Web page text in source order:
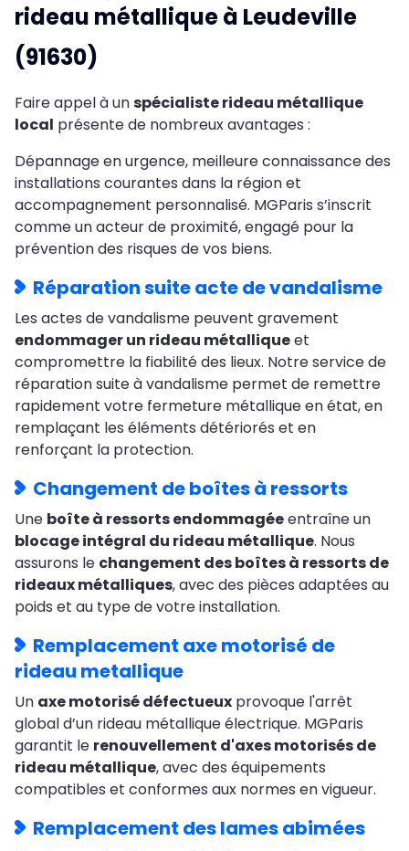
rideau métallique à Leudeville
(91630)
Faire appel à unspécialiste rideau métallique
local présente de nombreux avantages :
Dépannage en urgence, meilleure connaissance des
installations courantes dans la région et
accompagnement personnalisé. MGParis s’inscrit
comme un acteur de proximité, engagé pour la
prévention des risques de vos biens.
Réparation suite acte de vandalisme
Les actes de vandalisme peuvent gravement
endommager un rideau métalliqueet
compromettre la fiabilité des lieux. Notre service de
réparation suite à vandalisme permet de remettre
rapidement votre fermeture métallique en état, en
remplaçant les éléments détériorés et en
renforçant la protection.
Changement de boîtes à ressorts
Une boîte à ressorts endommagéeentraîne un
blocage intégral du rideau métallique. Nous
assurons le changement des boîtes à ressorts de
rideaux métalliques, avec des pièces adaptées au
poids et au type de votre installation.
Remplacement axe motorisé de
rideau metallique
Un axe motorisé défectueux provoque l'arrêt
global d’un rideau métallique électrique. MGParis
garantit le renouvellement d'axes motorisés de
rideau métallique, avec des équipements
compatibles et conformes aux normes en vigueur.
Remplacement des lames abimées